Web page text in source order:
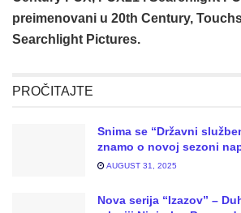
preimenovani u 20th Century,
Searchlight Pictures.
PROČITAJTE
Snima se “Državni
znamo o novoj sezoni
AUGUST 31, 2025
Nova serija “Izazov” –